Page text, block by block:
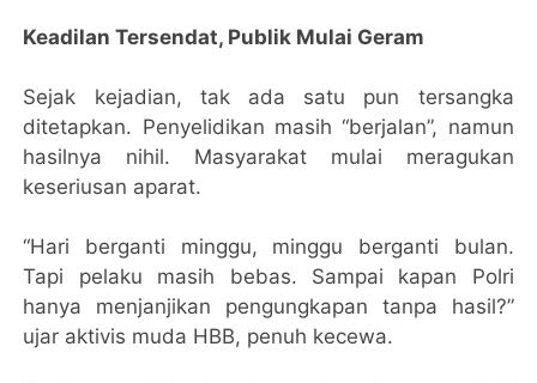
Keadilan Tersendat, Publik Mulai Geram
Sejak kejadian, tak ada satu pun tersangka
ditetapkan. Penyelidikan masih “berjalan”, namun
hasilnya nihil. Masyarakat mulai meragukan
keseriusan aparat.
“Hari berganti minggu, minggu berganti bulan.
Tapi pelaku masih bebas. Sampai kapan Polri
hanya menjanjikan pengungkapan tanpa hasil?”
ujar aktivis muda HBB, penuh kecewa.